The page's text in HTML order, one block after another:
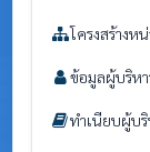
โครงสร้างห
ข้อมูลผู้บริห
ทำเนียบผู้บริ